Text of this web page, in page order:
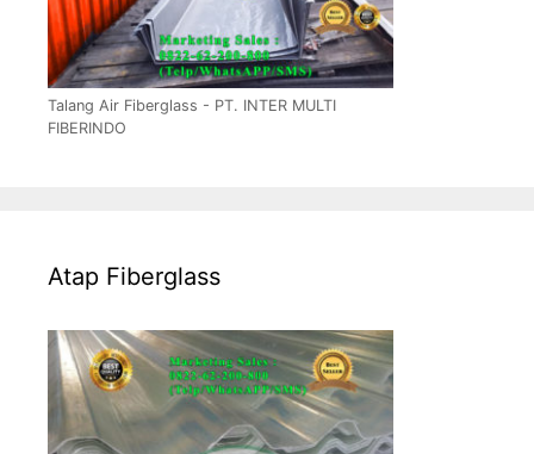
Talang Air Fiberglass - PT. INTER MULTI
FIBERINDO
Atap Fiberglass